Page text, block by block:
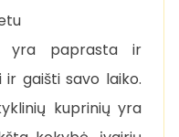
yra paprasta ir
gaišti savo laiko.
kuprinių yra